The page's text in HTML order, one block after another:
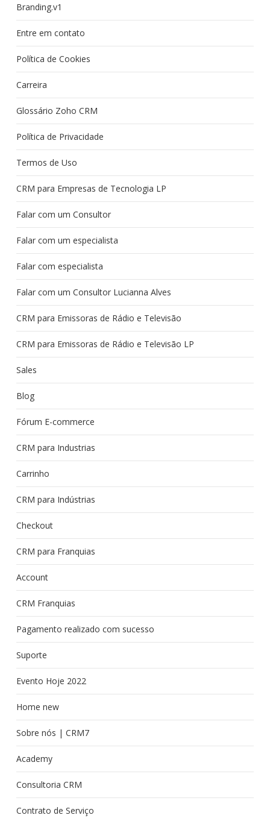
Branding.v1
Entre em contato
Política de Cookies
Carreira
Glossário Zoho CRM
Política de Privacidade
Termos de Uso
CRM para Empresas de Tecnologia LP
Falar com um Consultor
Falar com um especialista
Falar com especialista
Falar com um Consultor Lucianna Alves
CRM para Emissoras de Rádio e Televisão
CRM para Emissoras de Rádio e Televisão LP
Sales
Blog
Fórum E-commerce
CRM para Industrias
Carrinho
CRM para Indústrias
Checkout
CRM para Franquias
Account
CRM Franquias
Pagamento realizado com sucesso
Suporte
Evento Hoje 2022
Home new
Sobre nós | CRM7
Academy
Consultoria CRM
Contrato de Serviço